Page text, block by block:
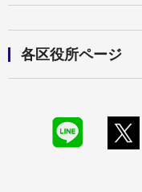
各区役所ページ